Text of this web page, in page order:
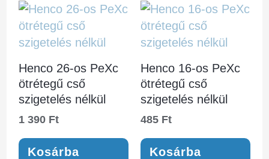
Henco 26-os PeXc
ötrétegű cső
szigetelés nélkül
1 390 Ft
Kosárba
Henco 16-os PeXc
ötrétegű cső
szigetelés nélkül
485 Ft
Kosárba